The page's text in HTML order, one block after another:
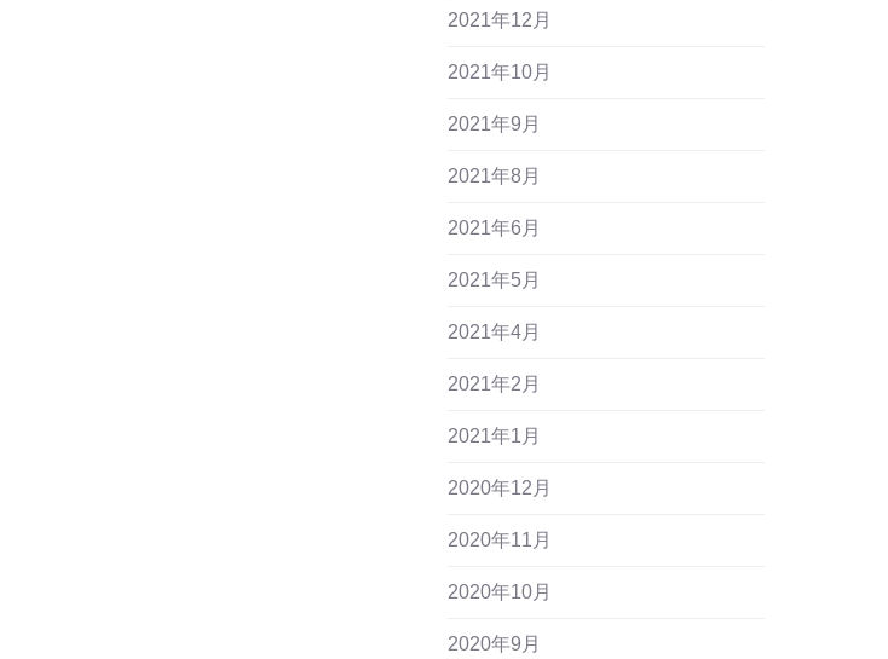
2021年12月
2021年10月
2021年9月
2021年8月
2021年6月
2021年5月
2021年4月
2021年2月
2021年1月
2020年12月
2020年11月
2020年10月
2020年9月